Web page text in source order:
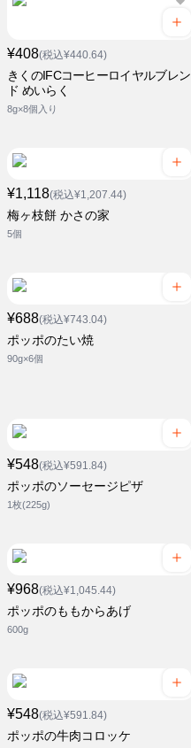
¥408(税込¥440.64)
きくのIFCコーヒーロイヤルブレン
ド めいらく
8g×8個入り
¥1,118(税込¥1,207.44)
梅ヶ枝餅 かさの家
5個
¥688(税込¥743.04)
ポッポのたい焼
90g×6個
¥548(税込¥591.84)
ポッポのソーセージピザ
1枚(225g)
¥968(税込¥1,045.44)
ポッポのももからあげ
600g
¥548(税込¥591.84)
ポッポの牛肉コロッケ